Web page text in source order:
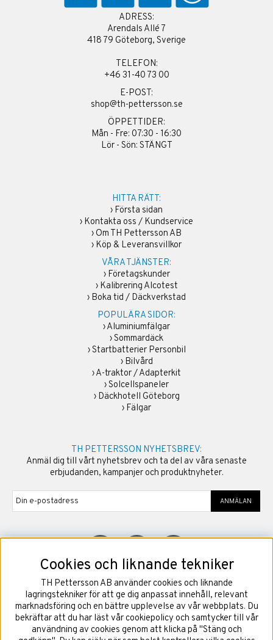
ADRESS:
Arendals Allé 7
418 79 Göteborg, Sverige
TELEFON:
+46 31-40 73 00
E-POST:
shop@th-pettersson.se
ÖPPETTIDER:
Mån - Fre: 07:30 - 16:30
Lör - Sön: STÄNGT
HITTA RÄTT:
› Första sidan
› Kontakta oss / Kundservice
› Om TH Pettersson AB
› Köp & Leveransvillkor
VÅRA TJÄNSTER:
› Företagskunder
› Kalibrering Alcotest
› Boka tid / Däckverkstad
POPULÄRA SIDOR:
›Aluminiumfälgar
›Sommardäck
›Startbatterier Personbil
› Bilvård
›A-traktor / Adapterkit
›Solcellspaneler
› Däckhotell Göteborg
› Fälgar
TH PETTERSSON NYHETSBREV:
Anmäl dig till vårt nyhetsbrev och ta del av våra senaste
erbjudanden, kampanjer och produktnyheter.
ANMÄLAN
©2026Copyright TH Pettersson AB
Cookies och liknande tekniker
TH Pettersson AB använder cookies och liknande
lagringstekniker för att ge dig anpassat innehåll, relevant
marknadsföring och en bättre upplevelse av vår webbplats. Du
bekräftar att du har läst vår cookiepolicy och samtycker till vår
användning av cookies genom att klicka på "Stäng och